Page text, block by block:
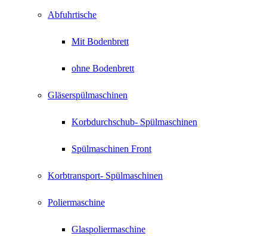
Abfuhrtische
Mit Bodenbrett
ohne Bodenbrett
Gläserspülmaschinen
Korbdurchschub- Spülmaschinen
Spülmaschinen Front
Korbtransport- Spülmaschinen
Poliermaschine
Glaspoliermaschine